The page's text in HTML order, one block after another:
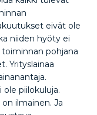
eivät ole
niiden hyöty ei
pohjana
Yrityslainaa
ole piilokuluja.
ilmainen. Ja